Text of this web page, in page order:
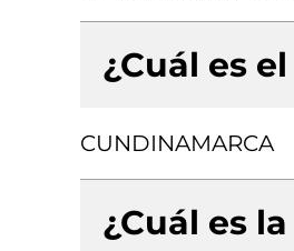
¿Cuál es
CUNDINAMARCA
¿Cuál es